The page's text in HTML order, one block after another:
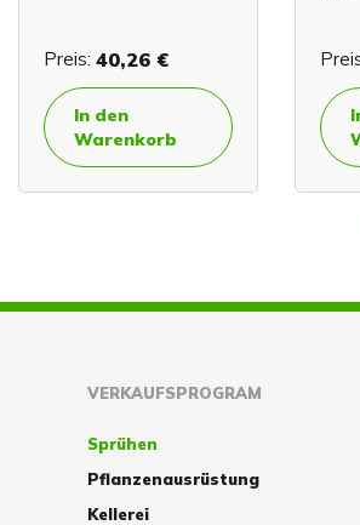
Preis: 40,26 €
In den
Warenkorb
VERKAUFSPROGRAM
Sprühen
Pflanzenausrüstung
Kellerei